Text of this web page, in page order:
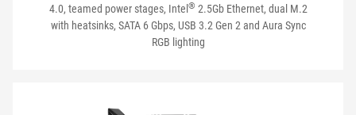
USB TRASERO
4.0, teamed power stages, Intel ® 2.5Gb Ethernet, dual M.2
with heatsinks, SATA 6 Gbps, USB 3.2 Gen 2 and Aura Sync
RGB lighting